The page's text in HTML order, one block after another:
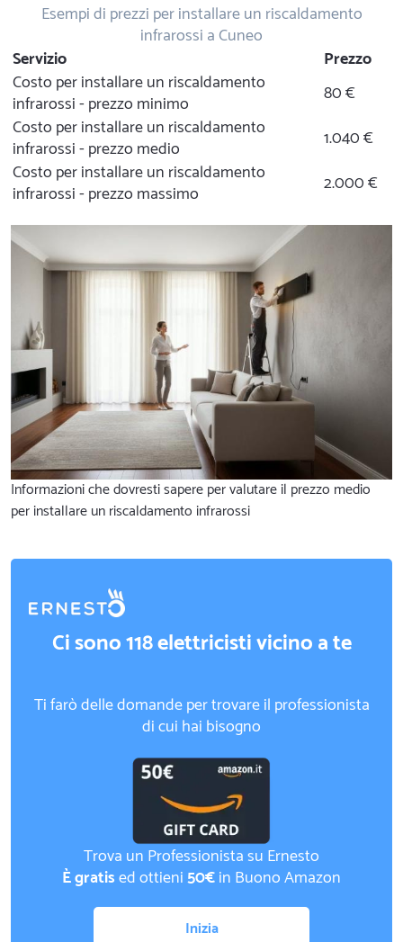
Esempi di prezzi per installare un riscaldamento
infrarossi a Cuneo
Servizio
Prezzo
Costo per installare un riscaldamento
infrarossi - prezzo minimo
80 €
Costo per installare un riscaldamento
infrarossi - prezzo medio
1.040 €
Costo per installare un riscaldamento
infrarossi - prezzo massimo
2.000 €
Informazioni che dovresti sapere per valutare il prezzo medio
per installare un riscaldamento infrarossi
Ci sono 118 elettricisti vicino a te
Ti farò delle domande per trovare il professionista
di cui hai bisogno
Trova un Professionista su Ernesto
È gratised ottieni50€in Buono Amazon
Inizia